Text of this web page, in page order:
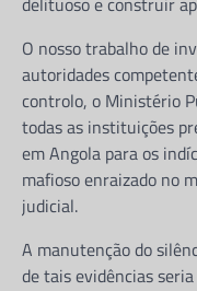
O nosso trabalho de
autoridades
controlo, o Ministério
todas as instituições
em Angola para os
mafioso enraizado no
judicial.
A manutenção do
de tais evidências